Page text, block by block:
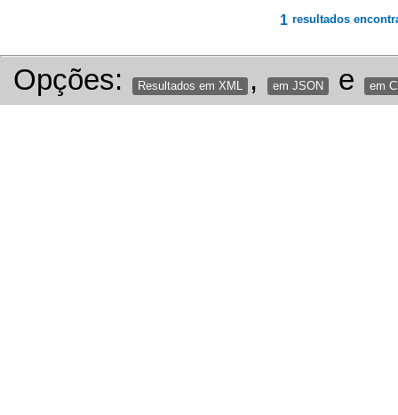
1 resultados
Opções: Resultados em XML , em JSON e em